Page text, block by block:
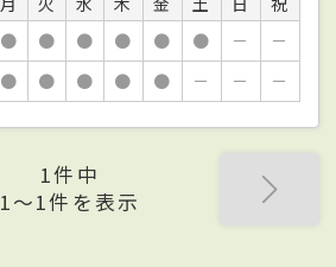
● ● ● ● ● ● －
－
● ● ● ● ● － － －
1件中
1〜1件を表示